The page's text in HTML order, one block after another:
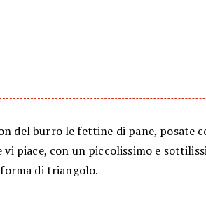
del burro le fettine di pane, posate
vi piace, con un piccolissimo e
di triangolo.